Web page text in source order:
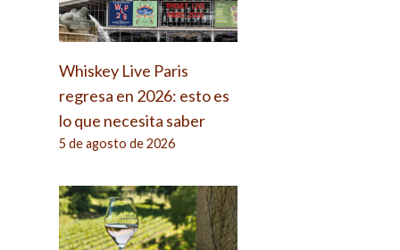
Whiskey Live Paris
regresa en 2026: esto es
lo que necesita saber
5 de agosto de 2026